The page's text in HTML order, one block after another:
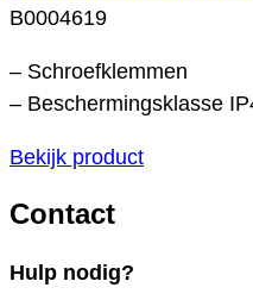
B0004619
– Schroefklemmen
– Beschermingsklasse
Bekijk product
Contact
Hulp nodig?